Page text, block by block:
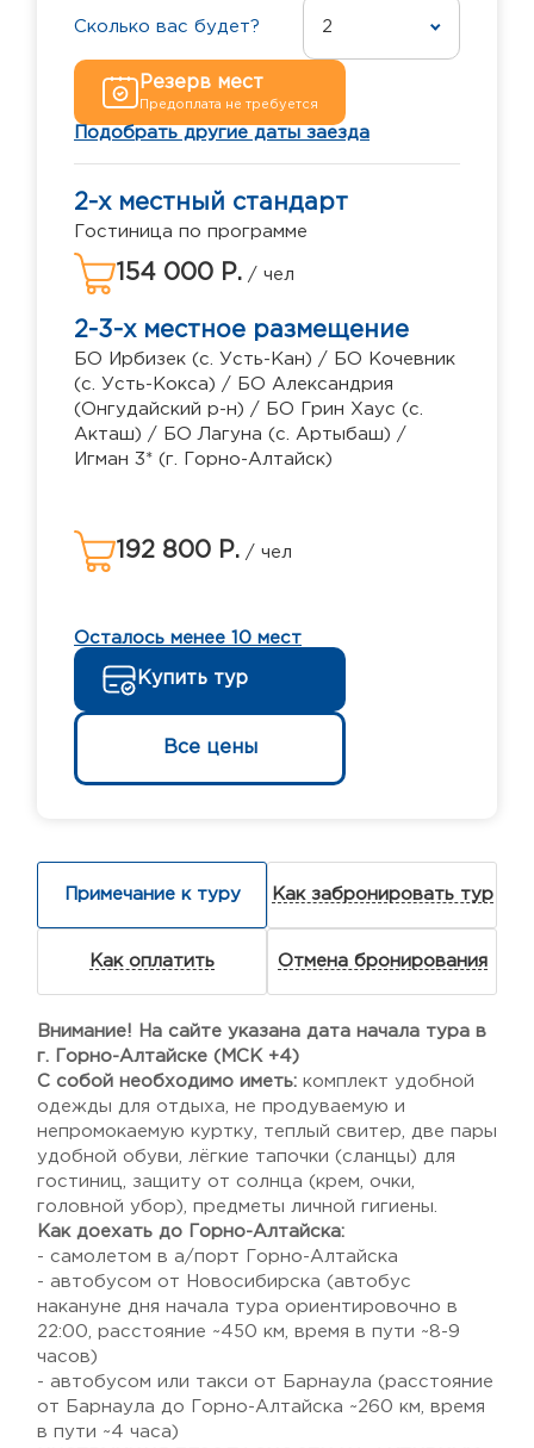
Сколько вас будет? 2
Резерв мест
Предоплата не требуется
Подобрать другие даты заезда
2-х местный стандарт
Гостиница по программе
154 000 Р. / чел
2-3-х местное размещение
БО Ирбизек (с. Усть-Кан) / БО Кочевник
(с. Усть-Кокса) / БО Александрия
(Онгудайский р-н) / БО Грин Хаус (с.
Акташ) / БО Лагуна (с. Артыбаш) /
Игман 3* (г. Горно-Алтайск)
192 800 Р. / чел
Осталось менее 10 мест
Купить тур
Все цены
Примечание к туру Как забронировать тур
Как оплатить Отмена бронирования
Внимание! На сайте указана дата начала тура в
г. Горно-Алтайске (МСК +4)
С собой необходимо иметь: комплект удобной
одежды для отдыха, не продуваемую и
непромокаемую куртку, теплый свитер, две пары
удобной обуви, лёгкие тапочки (сланцы) для
гостиниц, защиту от солнца (крем, очки,
головной убор), предметы личной гигиены.
Как доехать до Горно-Алтайска:
- самолетом в а/порт Горно-Алтайска
- автобусом от Новосибирска (автобус
накануне дня начала тура ориентировочно в
22:00, расстояние ~450 км, время в пути ~8-9
часов)
- автобусом или такси от Барнаула (расстояние
от Барнаула до Горно-Алтайска ~260 км, время
в пути ~4 часа)